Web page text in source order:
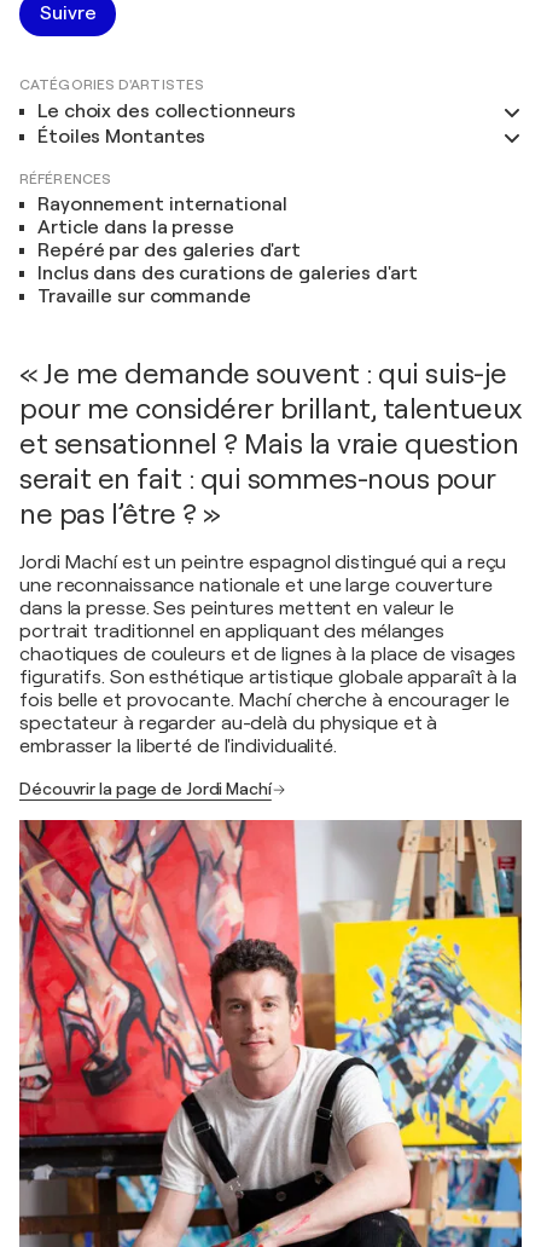
Suivre
CATÉGORIES D'ARTISTES
Le choix des collectionneurs
Étoiles Montantes
RÉFÉRENCES
Rayonnement international
Article dans la presse
Repéré par des galeries d'art
Inclus dans des curations de galeries d'art
Travaille sur commande
« Je me demande souvent : qui suis-je
pour me considérer brillant, talentueux
et sensationnel ? Mais la vraie question
serait en fait : qui sommes-nous pour
ne pas l’être ? »
Jordi Machí est un peintre espagnol distingué qui a reçu
une reconnaissance nationale et une large couverture
dans la presse. Ses peintures mettent en valeur le
portrait traditionnel en appliquant des mélanges
chaotiques de couleurs et de lignes à la place de visages
figuratifs. Son esthétique artistique globale apparaît à la
fois belle et provocante. Machí cherche à encourager le
spectateur à regarder au-delà du physique et à
embrasser la liberté de l'individualité.
Découvrir la page de Jordi Machí